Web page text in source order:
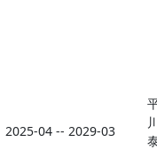
2025-04 -- 2029-03